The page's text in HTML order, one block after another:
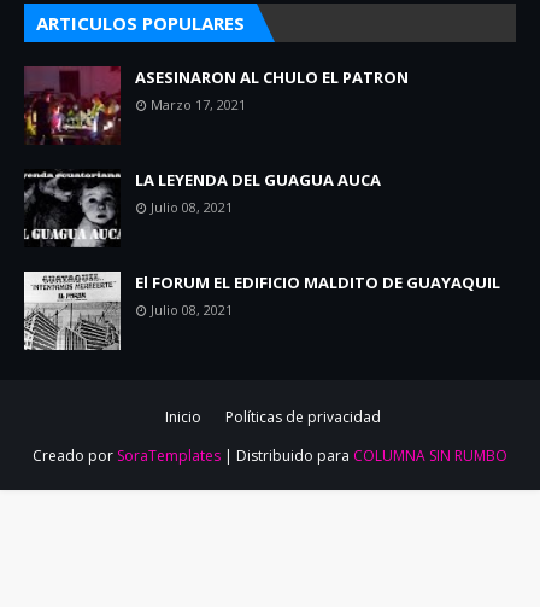
ARTICULOS POPULARES
ASESINARON AL CHULO EL PATRON
Marzo 17, 2021
LA LEYENDA DEL GUAGUA AUCA
Julio 08, 2021
El FORUM EL EDIFICIO MALDITO DE GUAYAQUIL
Julio 08, 2021
Inicio
Políticas de privacidad
Creado por SoraTemplates | Distribuido para COLUMNA SIN RUMBO